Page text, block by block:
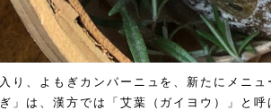
り、よもぎカンパーニュを、新たにメニュ
ぎ」は、漢方では「艾葉（ガイヨウ）」と呼